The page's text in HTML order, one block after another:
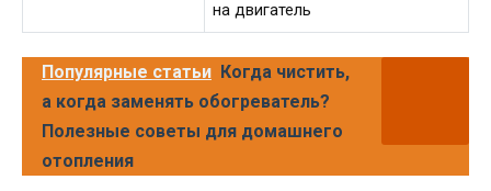
на двигатель
Популярные статьи Когда чистить,
а когда заменять обогреватель?
Полезные советы для домашнего
отопления